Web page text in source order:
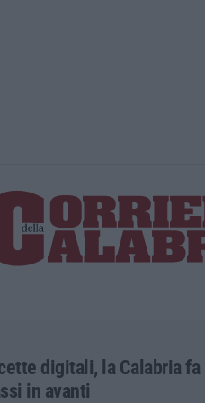
digitali, la Calabria fa
in avanti